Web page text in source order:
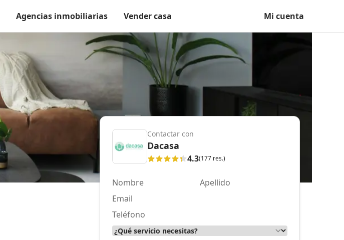
Agencias inmobiliarias Vender casa Mi cuenta
Contactar con
Dacasa
4.3(177 res.)